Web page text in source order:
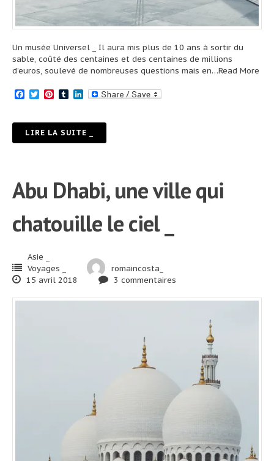
Un musée Universel _ Il aura mis plus de 10 ans à sortir du
sable, coûté des centaines et des centaines de millions
d’euros, soulevé de nombreuses questions mais en…Read More
Facebook
TwitterPinterest
TumblrLinkedIn
LIRE LA SUITE _
Abu Dhabi, une ville qui
chatouille le ciel _
Asie _
Voyages _
romaincosta_
15 avril 2018
3 commentaires